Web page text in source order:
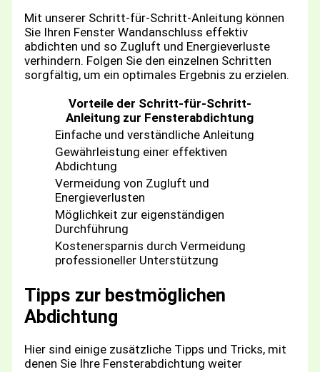
Mit unserer Schritt-für-Schritt-Anleitung können
Sie Ihren Fenster Wandanschluss effektiv
abdichten und so Zugluft und Energieverluste
verhindern. Folgen Sie den einzelnen Schritten
sorgfältig, um ein optimales Ergebnis zu erzielen.
Vorteile der Schritt-für-Schritt-
Anleitung zur Fensterabdichtung
Einfache und verständliche Anleitung
Gewährleistung einer effektiven
Abdichtung
Vermeidung von Zugluft und
Energieverlusten
Möglichkeit zur eigenständigen
Durchführung
Kostenersparnis durch Vermeidung
professioneller Unterstützung
Tipps zur bestmöglichen
Abdichtung
Hier sind einige zusätzliche Tipps und Tricks, mit
denen Sie Ihre Fensterabdichtung weiter